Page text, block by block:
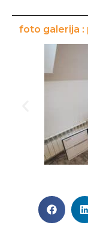
foto galerija :